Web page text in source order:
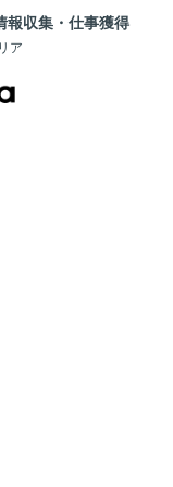
報収集・仕事獲得
ア